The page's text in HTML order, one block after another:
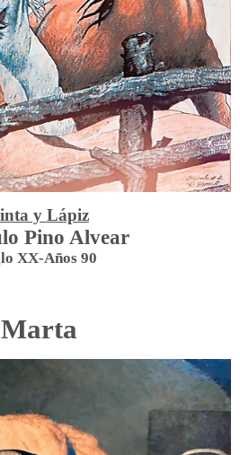
y Lápiz
Pino Alvear
XX-Años 90
Marta